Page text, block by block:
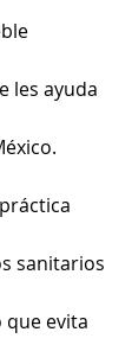
les ayuda
sanitarios
evita